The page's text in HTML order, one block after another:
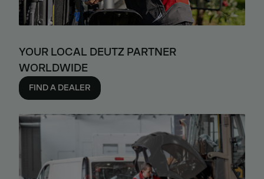
YOUR LOCAL DEUTZ PARTNER
WORLDWIDE
FIND A DEALER